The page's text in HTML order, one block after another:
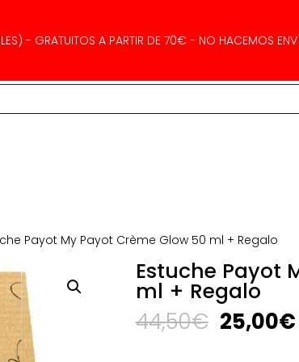
- GRATUITOS A PARTIR DE 70€ - NO HACEMOS
Payot My Payot Crème Glow 50 ml + Regalo
Estuche Payot
ml + Regalo
44,50€ El
precio
25,00€El